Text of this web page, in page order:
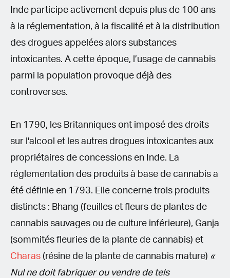
Inde participe activement depuis plus de 100 ans
à la réglementation, à la fiscalité et à la distribution
des drogues appelées alors substances
intoxicantes. A cette époque, l’usage de cannabis
parmi la population provoque déjà des
controverses.
En 1790, les Britanniques ont imposé des droits
sur l'alcool et les autres drogues intoxicantes aux
propriétaires de concessions en Inde. La
réglementation des produits à base de cannabis a
été définie en 1793. Elle concerne trois produits
distincts : Bhang (feuilles et fleurs de plantes de
cannabis sauvages ou de culture inférieure), Ganja
(sommités fleuries de la plante de cannabis) et
Charas (résine de la plante de cannabis mature) «
Nul ne doit fabriquer ou vendre de tels